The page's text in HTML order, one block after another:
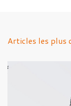
Articles les plus